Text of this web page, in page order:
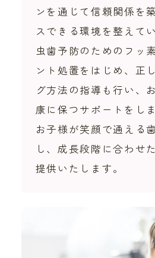
ンを通じて信頼関係を
スできる環境を整えて
虫歯予防のためのフッ
ント処置をはじめ、正
グ方法の指導も行い、
康に保つサポートをしま
お子様が笑顔で通える
し、成長段階に合わせ
提供いたします。